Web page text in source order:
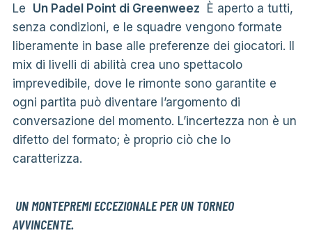
Le Un Padel Point di Greenweez È aperto a tutti,
senza condizioni, e le squadre vengono formate
liberamente in base alle preferenze dei giocatori. Il
mix di livelli di abilità crea uno spettacolo
imprevedibile, dove le rimonte sono garantite e
ogni partita può diventare l’argomento di
conversazione del momento. L’incertezza non è un
difetto del formato; è proprio ciò che lo
caratterizza.
UN MONTEPREMI ECCEZIONALE PER UN TORNEO
AVVINCENTE.